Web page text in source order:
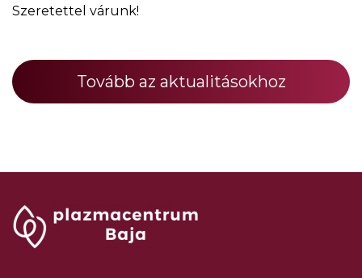
Szeretettel várunk!
Tovább az aktualitásokhoz